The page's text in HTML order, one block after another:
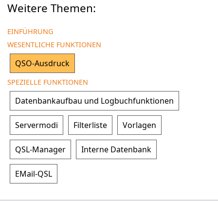
Weitere Themen:
EINFÜHRUNG
WESENTLICHE FUNKTIONEN
QSO-Ausdruck
SPEZIELLE FUNKTIONEN
Datenbankaufbau und Logbuchfunktionen
Servermodi Filterliste Vorlagen
QSL-Manager Interne Datenbank
EMail-QSL